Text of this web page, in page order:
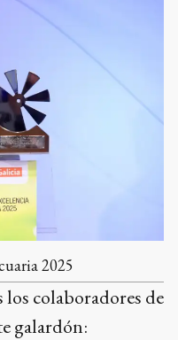
2025
colaboradores de
galardón: